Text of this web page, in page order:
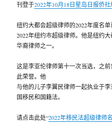
刊登于2022年10月18日星岛日报侨
纽约大都会超级律师的2022年度名
2022年纽约市超级律师。他是纽约
华裔律师之一。
这是李亚伦律师第十一次当选，之前
此荣誉。他
与他的儿子李翼民律师一起执业于
国移民和国籍法。
请点击此处“2022年移民法超级律师